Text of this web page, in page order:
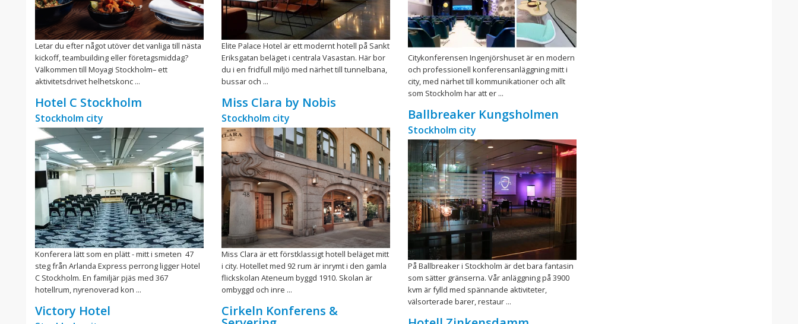
Letar du efter något utöver det vanliga till nästa
kickoff, teambuilding eller företagsmiddag?
Välkommen till Moyagi Stockholm– ett
aktivitetsdrivet helhetskonc ...
Hotel C Stockholm
Stockholm city
Konferera lätt som en plätt - mitt i smeten 47
steg från Arlanda Express perrong ligger Hotel
C Stockholm. En familjär pjäs med 367
hotellrum, nyrenoverad kon ...
Victory Hotel
Elite Palace Hotel är ett modernt hotell på Sankt
Eriksgatan beläget i centrala Vasastan. Här bor
du i en fridfull miljö med närhet till tunnelbana,
bussar och ...
Miss Clara by Nobis
Stockholm city
Miss Clara är ett förstklassigt hotell beläget mitt
i city. Hotellet med 92 rum är inrymt i den gamla
flickskolan Ateneum byggd 1910. Skolan är
ombyggd och inre ...
Cirkeln Konferens &
Citykonferensen Ingenjörshuset är en modern
och professionell konferensanläggning mitt i
city, med närhet till kommunikationer och allt
som Stockholm har att er ...
Ballbreaker Kungsholmen
Stockholm city
På Ballbreaker i Stockholm är det bara fantasin
som sätter gränserna. Vår anläggning på 3900
kvm är fylld med spännande aktiviteter,
välsorterade barer, restaur ...